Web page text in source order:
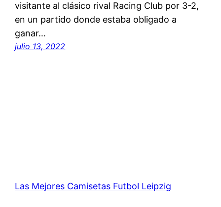
visitante al clásico rival Racing Club por 3-2,
en un partido donde estaba obligado a
ganar…
julio 13, 2022
Las Mejores Camisetas Futbol Leipzig